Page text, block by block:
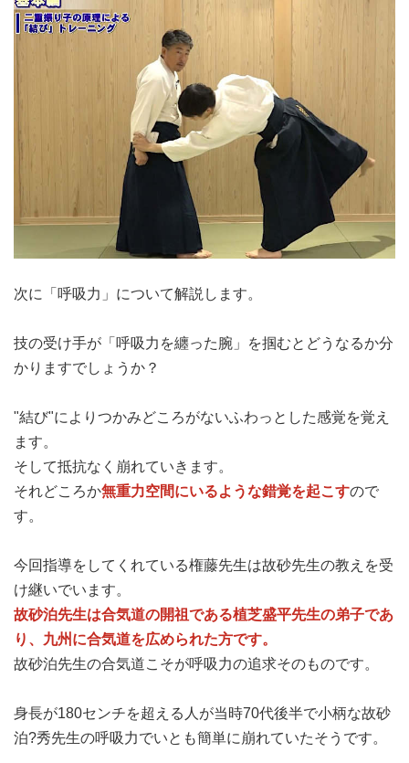
次に「呼吸力」について解説します。
技の受け手が「呼吸力を纏った腕」を掴むとどうなるか分
かりますでしょうか？
"結び"によりつかみどころがないふわっとした感覚を覚え
ます。
そして抵抗なく崩れていきます。
それどころか無重力空間にいるような錯覚を起こすので
す。
今回指導をしてくれている権藤先生は故砂先生の教えを受
け継いでいます。
故砂泊先生は合気道の開祖である植芝盛平先生の弟子であ
り、九州に合気道を広められた方です。
故砂泊先生の合気道こそが呼吸力の追求そのものです。
身長が180センチを超える人が当時70代後半で小柄な故砂
泊?秀先生の呼吸力でいとも簡単に崩れていたそうです。